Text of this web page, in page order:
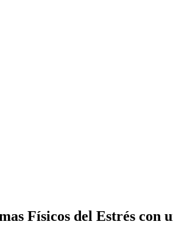
Físicos del Estrés con